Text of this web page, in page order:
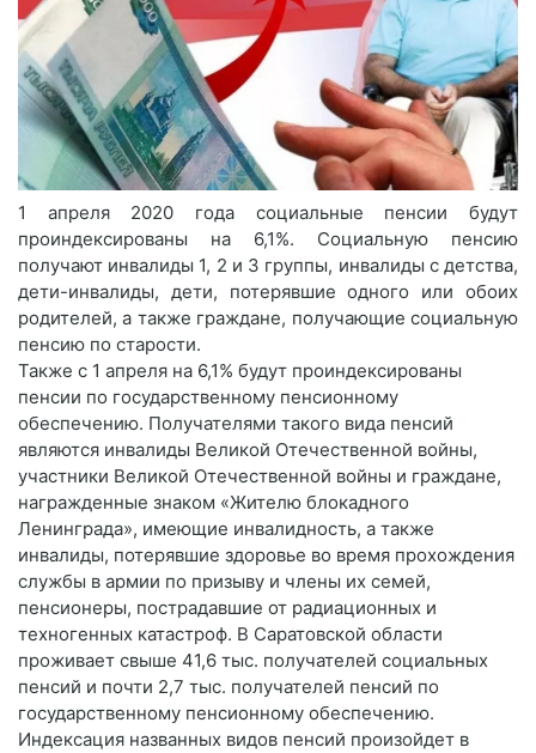
1 апреля 2020 года социальные пенсии будут
проиндексированы на 6,1%. Социальную пенсию
получают инвалиды 1, 2 и 3 группы, инвалиды с детства,
дети-инвалиды, дети, потерявшие одного или обоих
родителей, а также граждане, получающие социальную
пенсию по старости.
Также с 1 апреля на 6,1% будут проиндексированы
пенсии по государственному пенсионному
обеспечению. Получателями такого вида пенсий
являются инвалиды Великой Отечественной войны,
участники Великой Отечественной войны и граждане,
награжденные знаком «Жителю блокадного
Ленинграда», имеющие инвалидность, а также
инвалиды, потерявшие здоровье во время прохождения
службы в армии по призыву и члены их семей,
пенсионеры, пострадавшие от радиационных и
техногенных катастроф. В Саратовской области
проживает свыше 41,6 тыс. получателей социальных
пенсий и почти 2,7 тыс. получателей пенсий по
государственному пенсионному обеспечению.
Индексация названных видов пенсий произойдет в